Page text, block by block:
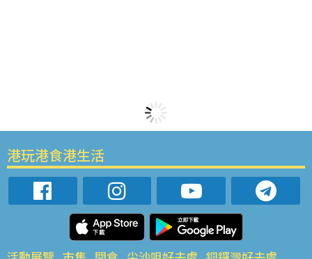
港玩港食港生活